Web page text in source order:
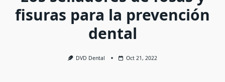
fisuras para la prevención
dental
DVD Dental Oct 21, 2022